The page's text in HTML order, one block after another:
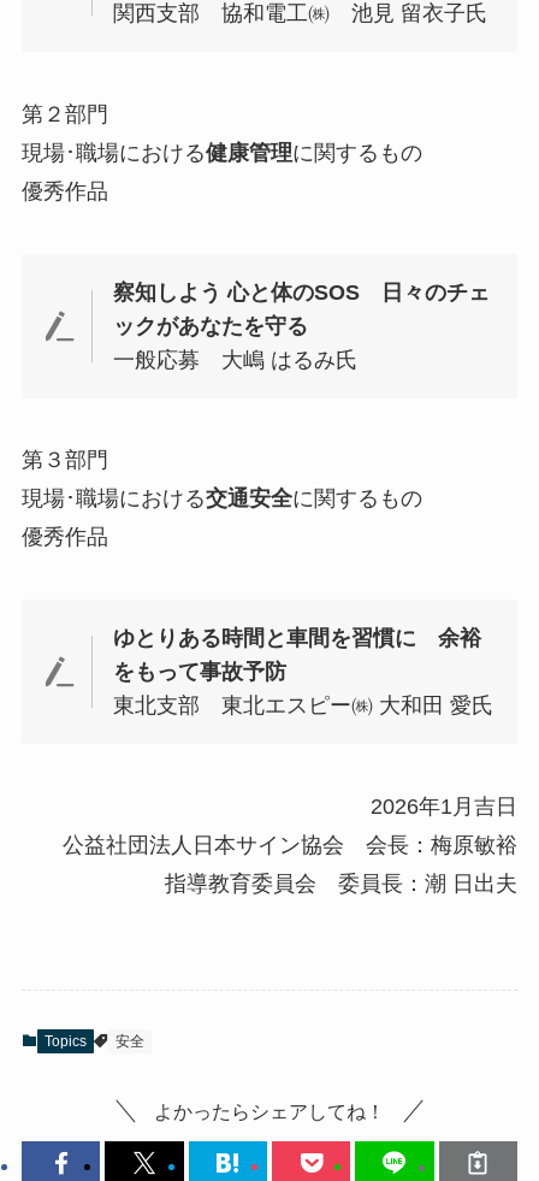
関西支部 協和電工㈱ 池見 留衣子氏
第２部門
現場･職場における健康管理に関するもの
優秀作品
察知しよう 心と体のSOS 日々のチェ
ックがあなたを守る
一般応募 大嶋 はるみ氏
第３部門
現場･職場における交通安全に関するもの
優秀作品
ゆとりある時間と車間を習慣に 余裕
をもって事故予防
東北支部 東北エスピー㈱ 大和田 愛氏
2026年1月吉日
公益社団法人日本サイン協会 会長：梅原敏裕
指導教育委員会 委員長：潮 日出夫
Topics 安全
よかったらシェアしてね！